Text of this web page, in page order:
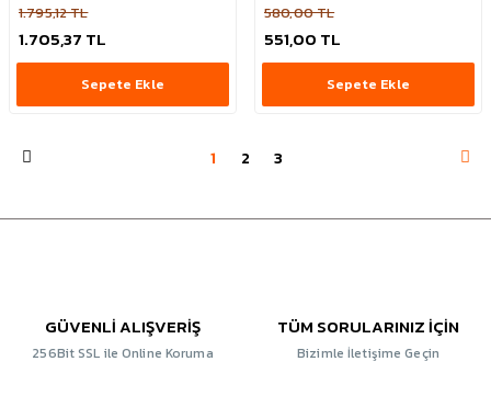
1.795,12 TL
1.705,37 TL
Sepete Ekle
580,00 TL
551,00 TL
Sepete Ekle
1 2 3
GÜVENLİ ALIŞVERİŞ
256Bit SSL ile Online Koruma
TÜM SORULARINIZ İÇİN
Bizimle İletişime Geçin